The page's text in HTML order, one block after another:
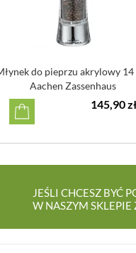
do pieprzu akrylowy 14
Aachen Zassenhaus
145,90 zł
JEŚLI CHCESZ BYĆ
W NASZYM SKLEPIE